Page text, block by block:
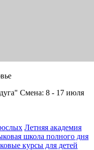
Смена: 8 - 17 июля
Летняя академия
школа полного дня
курсы для детей